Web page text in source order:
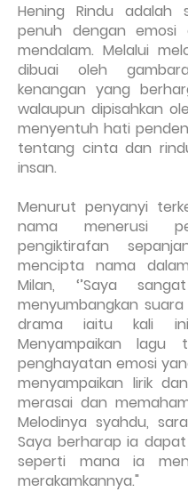
Hening Rindu adalah
penuh dengan
mendalam. Melalui
dibuai oleh
kenangan yang
walaupun dipisahkan
menyentuh hati
tentang cinta dan
insan.
Menurut penyanyi
nama menerusi
pengiktirafan
mencipta nama
Milan, ‘’Saya
menyumbangkan
drama iaitu kali ini
Menyampaikan lagu
penghayatan emosi
menyampaikan lirik
merasai dan
Melodinya syahdu,
Saya berharap ia
seperti mana ia
merakamkannya."